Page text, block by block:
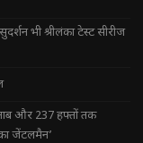
भी श्रीलंका टेस्ट सीरीज
और 237 हफ्तों तक
जेंटलमैन’